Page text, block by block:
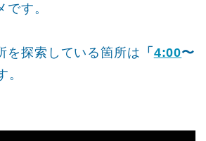
す。
を探索している箇所は 「 4:00〜
。